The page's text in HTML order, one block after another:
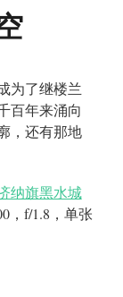
为了继楼兰
百年来涌向
，还有那地
纳旗黑水城
，f/1.8，单张